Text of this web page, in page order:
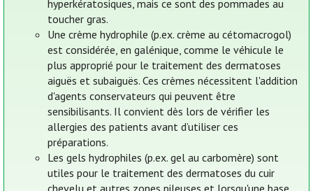
hyperkératosiques, mais ce sont des pommades au
toucher gras.
Une crème hydrophile (p.ex. crème au cétomacrogol)
est considérée, en galénique, comme le véhicule le
plus approprié pour le traitement des dermatoses
aiguës et subaiguës. Ces crèmes nécessitent l'addition
d'agents conservateurs qui peuvent être
sensibilisants. Il convient dès lors de vérifier les
allergies des patients avant d’utiliser ces
préparations.
Les gels hydrophiles (p.ex. gel au carbomère) sont
utiles pour le traitement des dermatoses du cuir